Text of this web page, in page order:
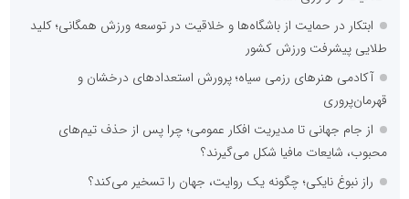
ابتکار در حمایت از باشگاه‌ها و خلاقیت در توسعه ورزش همگانی؛ کلید
طلایی پیشرفت ورزش کشور
آکادمی هنرهای رزمی سیاه؛ پرورش استعدادهای درخشان و
قهرمان‌پروری
از جام جهانی تا مدیریت افکار عمومی؛ چرا پس از حذف تیم‌های
محبوب، شایعات مافیا شکل می‌گیرند؟
راز نبوغ نایکی؛ چگونه یک روایت، جهان را تسخیر می‌کند؟